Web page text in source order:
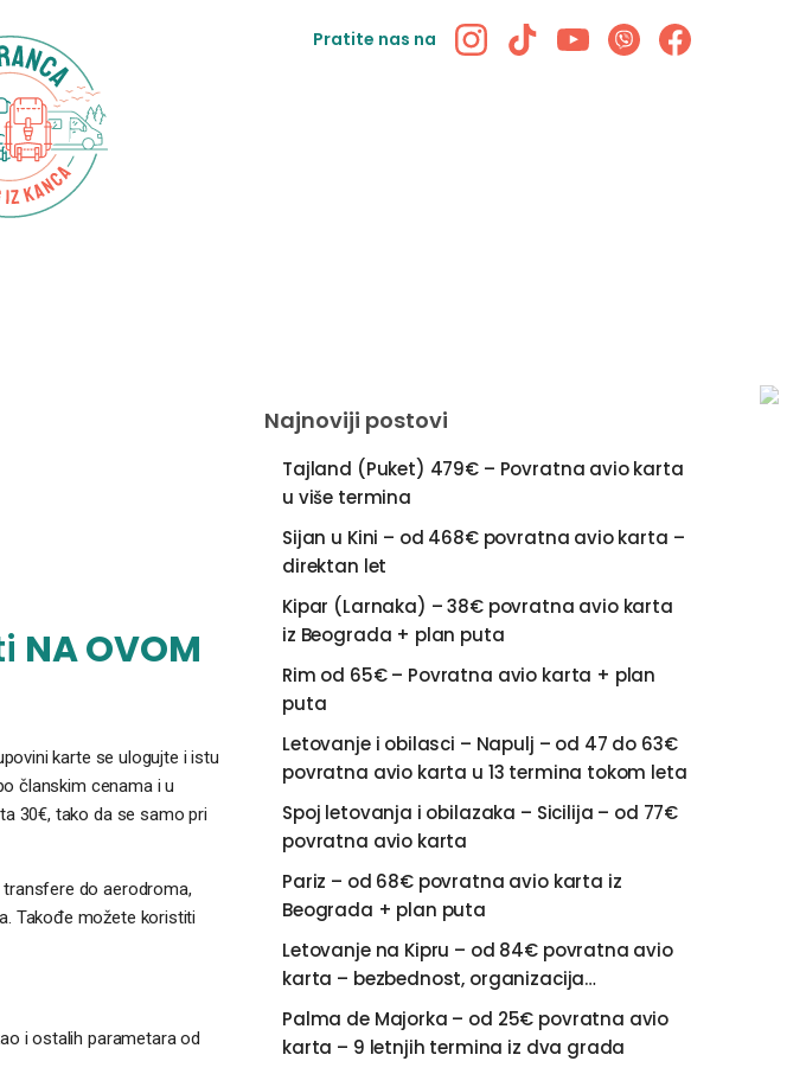
Pratite nas na
NA OVOM
karte se ulogujte i istu
članskim cenama i u
30€, tako da se samo pri
do aerodroma,
Takođe možete koristiti
i ostalih parametara od
Najnoviji postovi
Tajland (Puket) 479€ – Povratna avio karta
u više termina
Sijan u Kini – od 468€ povratna avio karta –
direktan let
Kipar (Larnaka) – 38€ povratna avio karta
iz Beograda + plan puta
Rim od 65€ – Povratna avio karta + plan
puta
Letovanje i obilasci – Napulj – od 47 do 63€
povratna avio karta u 13 termina tokom leta
Spoj letovanja i obilazaka – Sicilija – od 77€
povratna avio karta
Pariz – od 68€ povratna avio karta iz
Beograda + plan puta
Letovanje na Kipru – od 84€ povratna avio
karta – bezbednost, organizacija…
Palma de Majorka – od 25€ povratna avio
karta – 9 letnjih termina iz dva grada